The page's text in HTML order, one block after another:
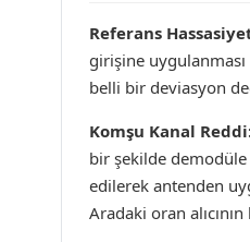
Referans
girişine
belli bir deviasyon
Komşu Kanal
bir şekilde
edilerek antenden
Aradaki oran